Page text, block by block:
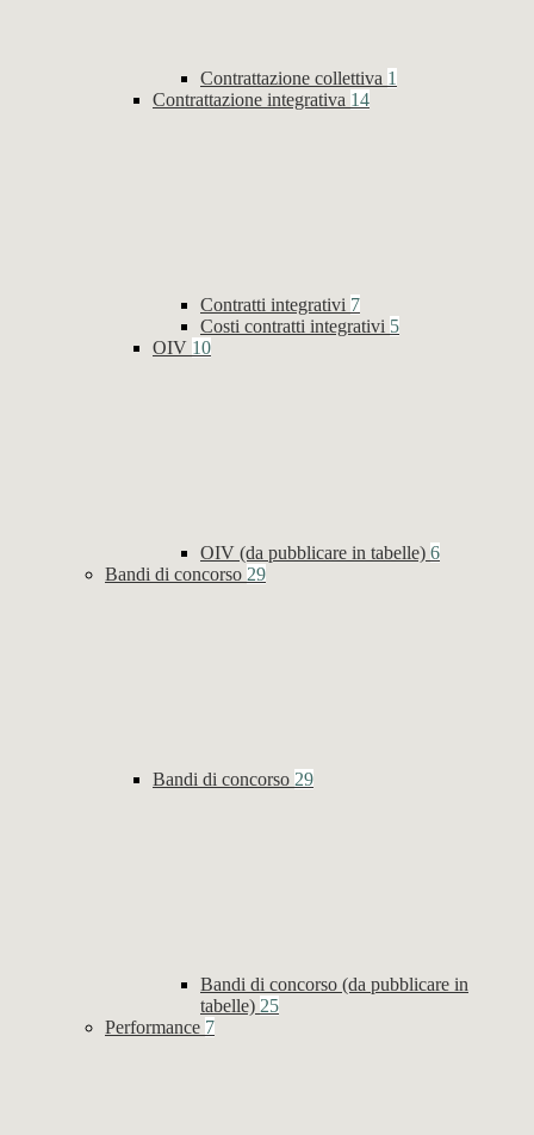
Contrattazione collettiva 1
Contrattazione integrativa 14
Contratti integrativi 7
Costi contratti integrativi 5
OIV 10
OIV (da pubblicare in tabelle) 6
Bandi di concorso 29
Bandi di concorso 29
Bandi di concorso (da pubblicare in
tabelle) 25
Performance 7